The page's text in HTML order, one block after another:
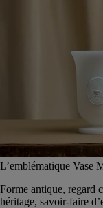
L’emblématique Vase
Forme antique, regard
héritage, savoir-faire